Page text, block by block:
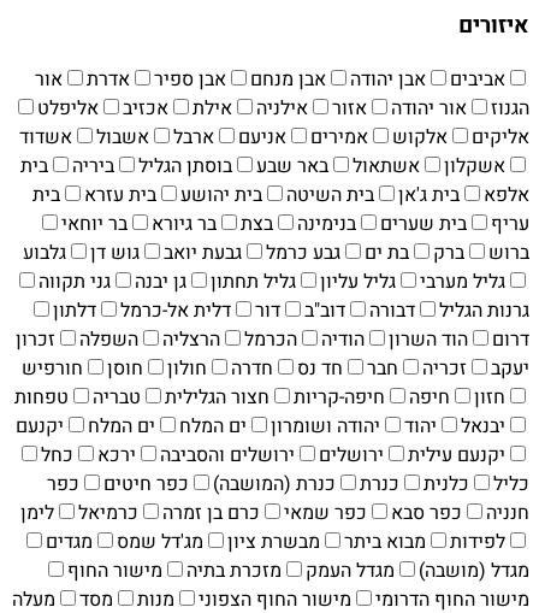
איזורים
אביבים אבן יהודה אבן מנחם אבן ספיר אדרת
אור
הגנוז
אור יהודה אזור אילניה אילת אכזיב
אליפלט
אליקים
אלקוש אמירים אניעם ארבל אשבול
אשדוד
אשקלון
אשתאול באר שבע בוסתן הגליל ביריה
בית
אלפא
בית ג'אן בית השיטה בית יהושע בית עזרא
בית
עריף
בית שערים בנימינה בצת בר גיורא
בר יוחאי
ברוש
ברק בת ים גבע כרמל גבעת יואב גוש דן
גלבוע
גליל מערבי
גליל עליון גליל תחתון גן יבנה
גני תקווה
גרנות הגליל
דבורה דוב"ב דור דלית אל-כרמל
דלתון
דרום
הוד השרון הודיה הכרמל הרצליה השפלה
זכרון
יעקב
זכריה חבר חד נס חדרה חולון חוסן
חורפיש
חזון
חיפה חיפה-קריות חצור הגלילית טבריה
טפחות
יבנאל
יהוד יהודה ושומרון ים המלח ים המלח
יקנעם
יקנעם עילית
ירושלים ירושלים והסביבה ירכא
כחל
כליל
כלנית כנרת כנרת (המושבה) כפר חיטים
כפר
חנניה
כפר סבא כפר שמאי כרם בן זמרה כרמיאל
לימן
לפידות
מבוא ביתר מבשרת ציון מג'דל שמס
מגדים
מגדל (מושבה)
מגדל העמק מזכרת בתיה
מישור החוף
מישור החוף הדרומי
מישור החוף הצפוני מנות מסד
מעלה